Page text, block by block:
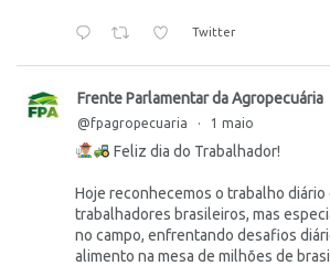
Twitter
Frente Parlamentar da Agropecuária
@fpagropecuaria · 1 maio
Feliz dia do Trabalhador!
Hoje reconhecemos o trabalho diário
trabalhadores brasileiros, mas
no campo, enfrentando desafios
alimento na mesa de milhões de